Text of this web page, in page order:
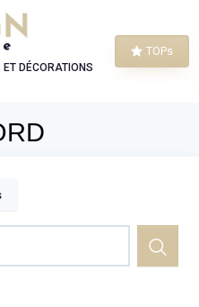
DÉCORATIONS
TOPs